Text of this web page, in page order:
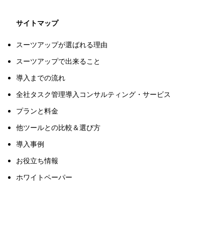
サイトマップ
スーツアップが選ばれる理由
スーツアップで出来ること
導入までの流れ
全社タスク管理導入コンサルティング・サービス
プランと料金
他ツールとの比較＆選び方
導入事例
お役立ち情報
ホワイトペーパー